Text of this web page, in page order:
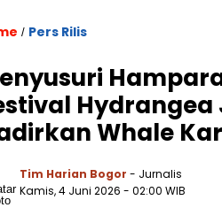
/ Pers Rilis
Whale
Tim Harian Bogor - Jurnalis
Kamis, 4 Juni 2026 - 02:00 WIB